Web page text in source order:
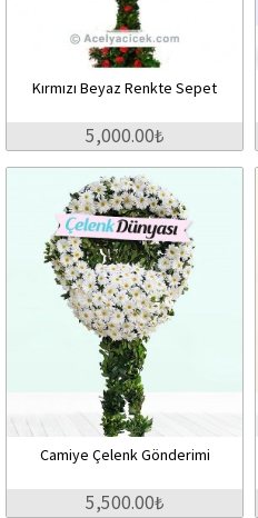
Kırmızı Beyaz Renkte Sepet
5,000.00₺
Camiye Çelenk Gönderimi
5,500.00₺